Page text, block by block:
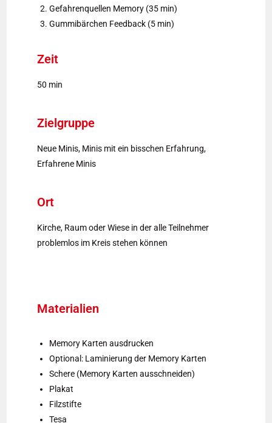
Gefahrenquellen Memory (35 min)
Gummibärchen Feedback (5 min)
Zeit
50 min
Zielgruppe
Neue Minis, Minis mit ein bisschen Erfahrung,
Erfahrene Minis
Ort
Kirche, Raum oder Wiese in der alle Teilnehmer
problemlos im Kreis stehen können
Materialien
Memory Karten ausdrucken
Optional: Laminierung der Memory Karten
Schere (Memory Karten ausschneiden)
Plakat
Filzstifte
Tesa